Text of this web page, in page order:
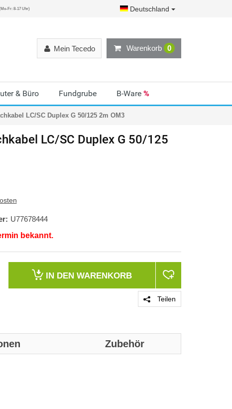
Fr: 8-17 Uhr) Deutschland
Warenkorb 0
Mein Tecedo
& Büro Fundgrube B-Ware %
LC/SC Duplex G 50/125 2m OM3
LC/SC Duplex G 50/125
U77678444
bekannt.
IN DEN WARENKORB
Teilen
Zubehör